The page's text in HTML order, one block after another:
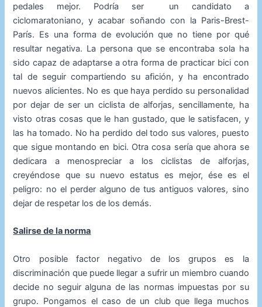
pedales mejor. Podría ser un candidato a
ciclomaratoniano, y acabar soñando con la Paris-Brest-
París. Es una forma de evolución que no tiene por qué
resultar negativa. La persona que se encontraba sola ha
sido capaz de adaptarse a otra forma de practicar bici con
tal de seguir compartiendo su afición, y ha encontrado
nuevos alicientes. No es que haya perdido su personalidad
por dejar de ser un ciclista de alforjas, sencillamente, ha
visto otras cosas que le han gustado, que le satisfacen, y
las ha tomado. No ha perdido del todo sus valores, puesto
que sigue montando en bici. Otra cosa sería que ahora se
dedicara a menospreciar a los ciclistas de alforjas,
creyéndose que su nuevo estatus es mejor, ése es el
peligro: no el perder alguno de tus antiguos valores, sino
dejar de respetar los de los demás.
Salirse de la norma
Otro posible factor negativo de los grupos es la
discriminación que puede llegar a sufrir un miembro cuando
decide no seguir alguna de las normas impuestas por su
grupo. Pongamos el caso de un club que llega muchos